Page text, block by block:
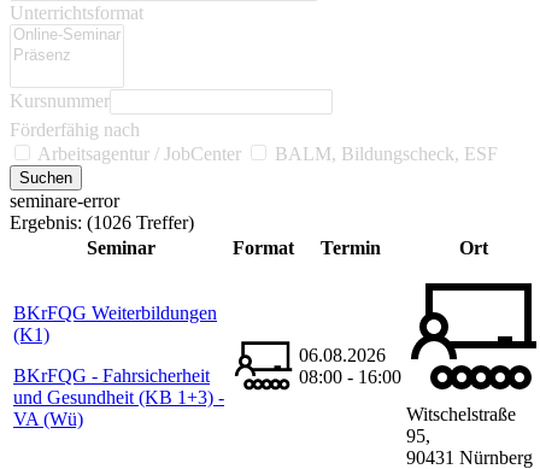
Unterrichtsformat
Kursnummer
Förderfähig nach
Arbeitsagentur / JobCenter
BALM, Bildungscheck, ESF
seminare-error
Ergebnis: (1026 Treffer)
Seminar
Format Termin Ort
BKrFQG Weiterbildungen
(K1)
BKrFQG - Fahrsicherheit
und Gesundheit (KB 1+3) -
VA (Wü)
06.08.2026
08:00 - 16:00
Witschelstraße
95,
90431 Nürnberg